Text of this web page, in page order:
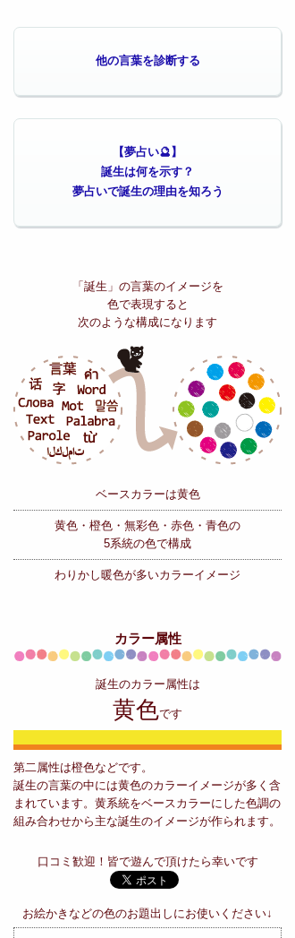
他の言葉を診断する
【夢占い🔮】
誕生は何を示す？
夢占いで誕生の理由を知ろう
「誕生」の言葉のイメージを
色で表現すると
次のような構成になります
ベースカラーは黄色
黄色・橙色・無彩色・赤色・青色の
5系統の色で構成
わりかし暖色が多いカラーイメージ
カラー属性
誕生のカラー属性は
黄色です
第二属性は橙色などです。
誕生の言葉の中には黄色のカラーイメージが多く含
まれています。黄系統をベースカラーにした色調の
組み合わせから主な誕生のイメージが作られます。
口コミ歓迎！皆で遊んで頂けたら幸いです
お絵かきなどの色のお題出しにお使いください↓